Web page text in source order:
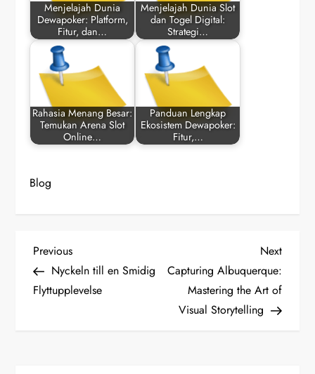
Menjelajah Dunia
Dewapoker: Platform,
Fitur, dan…
Menjelajah Dunia Slot
dan Togel Digital:
Strategi…
Rahasia Menang Besar:
Temukan Arena Slot
Online…
Panduan Lengkap
Ekosistem Dewapoker:
Fitur,…
Blog
P
o
Previous
Post
Previous
Nyckeln till en Smidig
Flyttupplevelse
Next
Post
Next
Capturing Albuquerque:
Mastering the Art of
Visual Storytelling